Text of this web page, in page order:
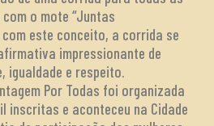
o mote “Juntas
com este conceito, a corrida se
impressionante de
igualdade e respeito.
Por Todas foi organizada
inscritas e aconteceu na Cidade